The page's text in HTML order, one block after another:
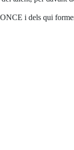
i dels qui